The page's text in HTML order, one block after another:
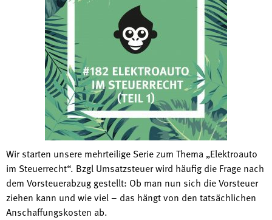
Wir starten unsere mehrteilige Serie zum Thema „Elektroauto
im Steuerrecht“. Bzgl Umsatzsteuer wird häufig die Frage nach
dem Vorsteuerabzug gestellt: Ob man nun sich die Vorsteuer
ziehen kann und wie viel – das hängt von den tatsächlichen
Anschaffungskosten ab.